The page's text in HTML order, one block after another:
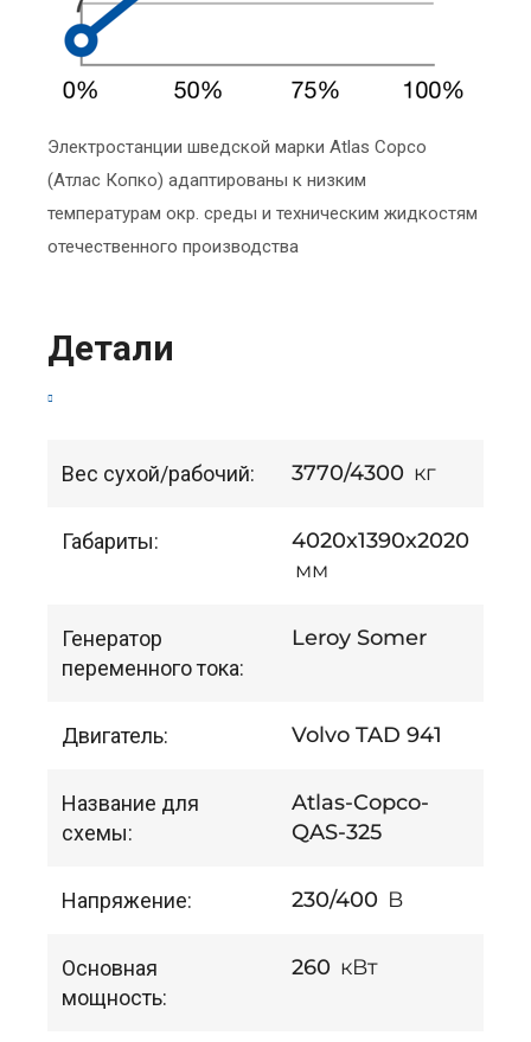
Электростанции шведской марки Atlas Copco
(Атлас Копко) адаптированы к низким
температурам окр. среды и техническим жидкостям
отечественного производства
Детали
Вес сухой/рабочий: 3770/4300 кг
Габариты:
4020х1390х2020
мм
Генератор
переменного тока:
Leroy Somer
Двигатель: Volvo TAD 941
Название для
схемы:
Atlas-Copco-
QAS-325
Напряжение: 230/400 В
Основная
мощность:
260 кВт